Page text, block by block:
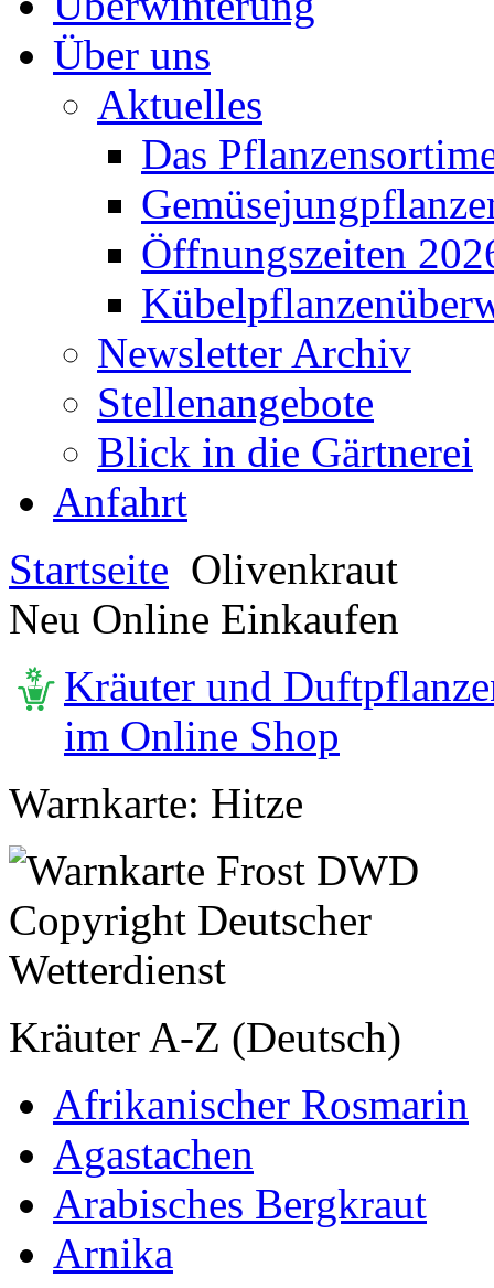
Über uns
Aktuelles
Das
Öffnungszeiten
Newsletter Archiv
Stellenangebote
Blick in die Gärtnerei
Anfahrt
Startseite Olivenkraut
Neu Online Einkaufen
Kräuter und
im Online Shop
Warnkarte: Hitze
Kräuter A-Z (Deutsch)
Afrikanischer Rosmarin
Agastachen
Arabisches Bergkraut
Arnika